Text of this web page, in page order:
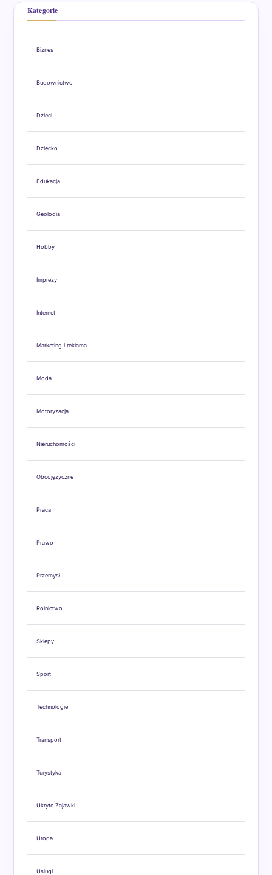
Kategorie
Biznes
Budownictwo
Dzieci
Dziecko
Edukacja
Geologia
Hobby
Imprezy
Internet
Marketing i reklama
Moda
Motoryzacja
Nieruchomości
Obcojęzyczne
Praca
Prawo
Przemysł
Rolnictwo
Sklepy
Sport
Technologie
Transport
Turystyka
Ukryte Zajawki
Uroda
Usługi